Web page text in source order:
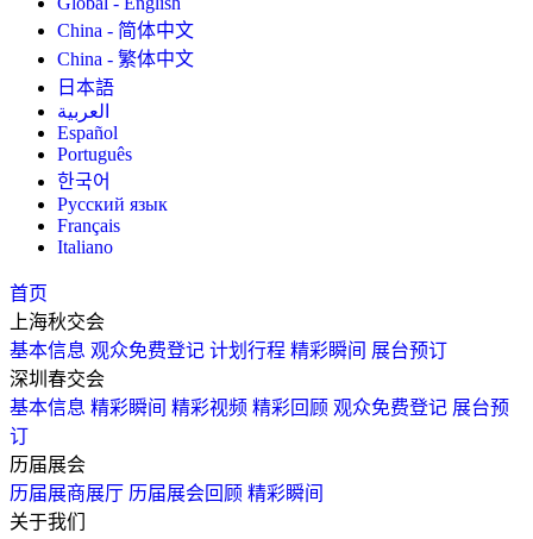
China - 简体中文
China - 繁体中文
日本語
العربية
Español
Português
한국어
Русский язык
Français
Italiano
首页
上海秋交会
基本信息 观众免费登记 计划行程 精彩瞬间 展台预订
深圳春交会
基本信息 精彩瞬间 精彩视频 精彩回顾 观众免费登记 展台预
订
历届展会
历届展商展厅 历届展会回顾 精彩瞬间
关于我们